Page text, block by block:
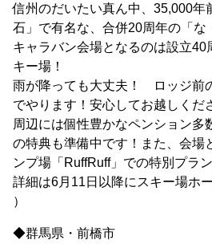
信州のだいたい真ん中、35,000年
石」で有名な、合併20周年の「な
キャラバン会場となるのは設立40
キー場！
雨が降っても大丈夫！ ロッジ前
でやります！安心してお越しくだ
周辺には個性豊かなペンション多
の特典も準備中です！また、会場
ンプ場「RuffRuff」での特別プラ
詳細は6月11日以降にスキー場ホ
）
◆群馬県・前橋市